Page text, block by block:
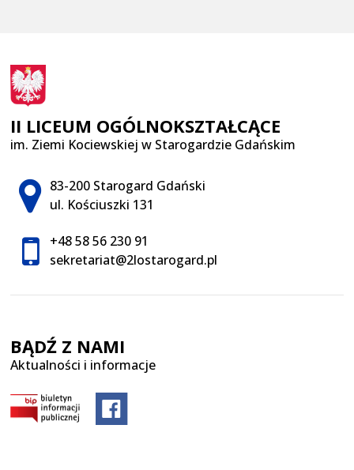
II LICEUM OGÓLNOKSZTAŁCĄCE
im. Ziemi Kociewskiej w Starogardzie Gdańskim
Adres pocztowy:
83-200 Starogard Gdański
ul. Kościuszki 131
+48 58 56 230 91
sekretariat@2lostarogard.pl
BĄDŹ Z NAMI
Aktualności i informacje